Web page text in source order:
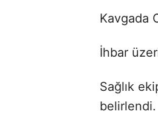
Kavgada
İhbar
Sağlık
belirlendi.